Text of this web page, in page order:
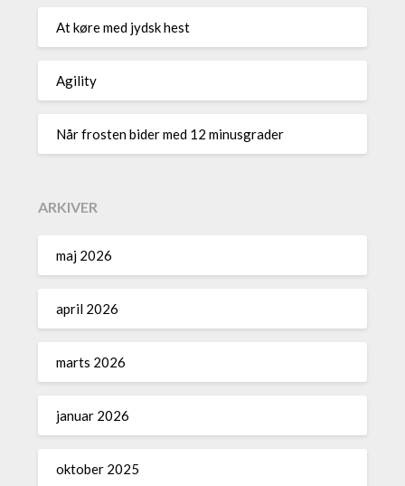
At køre med jydsk hest
Agility
Når frosten bider med 12 minusgrader
ARKIVER
maj 2026
april 2026
marts 2026
januar 2026
oktober 2025